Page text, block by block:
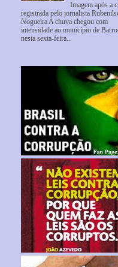
Imagem após a
registrada pelo jornalista
Nogueira A chuva chegou com
intensidade ao município de
nesta sexta-feira...